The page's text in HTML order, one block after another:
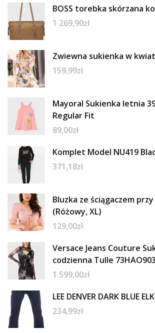
BOSS torebka skórzana
1 269,90zł
Zwiewna sukienka w
159,99zł
Mayoral Sukienka letnia
Regular Fit
89,00zł
Komplet Model NU419
371,18zł
Bluzka ze ściągaczem
(Różowy, XL)
129,00zł
Versace Jeans Couture
codzienna Tulle
1 599,00zł
LEE DENVER DARK BLUE
234,99zł